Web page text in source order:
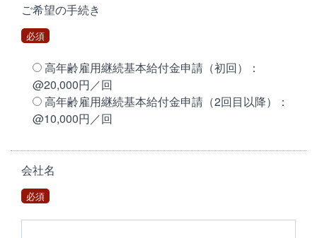
ご希望の手続き
必須
高年齢雇用継続基本給付金申請（初回）：
@20,000円／回
高年齢雇用継続基本給付金申請（2回目以降）：
@10,000円／回
会社名
必須